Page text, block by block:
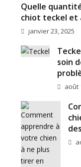
Quelle
chiot teckel et
janvier 23, 2025
soin
août